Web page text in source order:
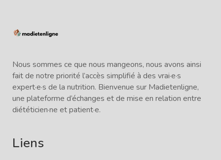
Nous sommes ce que nous mangeons, nous avons ainsi
fait de notre priorité l’accès simplifié à des vrai·e·s
expert·e·s de la nutrition. Bienvenue sur Madietenligne,
une plateforme d’échanges et de mise en relation entre
diététicien·ne et patient·e.
Liens